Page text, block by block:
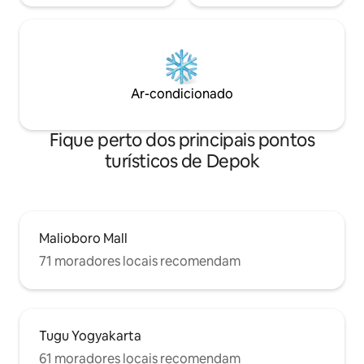
Ar-condicionado
Fique perto dos principais pontos
turísticos de Depok
Malioboro Mall
71 moradores locais recomendam
Tugu Yogyakarta
61 moradores locais recomendam